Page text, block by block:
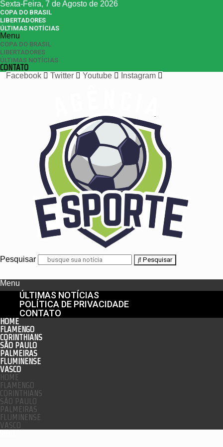
Sexta-Feira, 7 de Agosto de 2026
COPA DO BRASIL
LIBERTADORES
ÚLTIMAS NOTÍCIAS
Menu
COPA DO BRASIL
LIBERTADORES
ÚLTIMAS NOTÍCIAS
CONTATO
Facebook
Twitter Youtube Instagram
Pesquisar Pesquisar
Menu
ÚLTIMAS NOTÍCIAS
POLÍTICA DE PRIVACIDADE
CONTATO
HOME
FLAMENGO
CORINTHIANS
SÃO PAULO
PALMEIRAS
FLUMINENSE
VASCO
HOME
FLAMENGO
CORINTHIANS
SÃO PAULO
PALMEIRAS
FLUMINENSE
VASCO